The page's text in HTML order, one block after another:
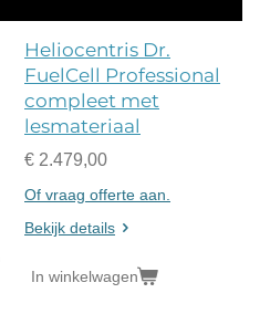
Heliocentris Dr.
FuelCell Professional
compleet met
lesmateriaal
€ 2.479,00
Of vraag offerte aan.
Bekijk details
In winkelwagen